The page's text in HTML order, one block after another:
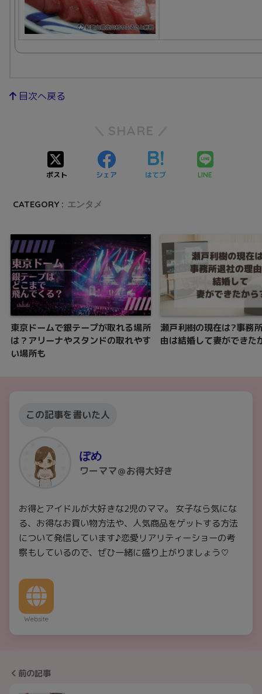
目次へ戻る
SHARE
ポスト シェア はてブ LINE
CATEGORY : エンタメ
東京ドームで銀テープが取れる場所
は？アリーナやスタンドの取れやす
い場所も
瀬戸利樹の現在は?事務
由は結婚して妻ができた
この記事を書いた人
ぽめ
ワーママ＠お得大好き
お得とアイドルが大好きな2児のママ。 女子なら気にな
る、お得なお買い物方法や、人気商品をゲットする方法
について発信しています♪恋愛リアリティーショーの考
察もしているので、ぜひ一緒に盛り上がりましょう♡
Website
前の記事